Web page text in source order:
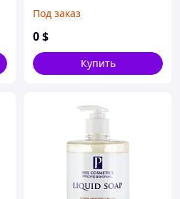
Под заказ
0$
Купить